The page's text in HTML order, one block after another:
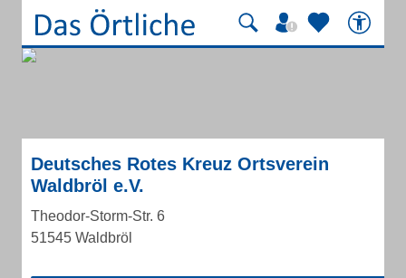
Deutsches Rotes Kreuz Ortsverein
Waldbröl e.V.
Theodor-Storm-Str. 6
51545 Waldbröl